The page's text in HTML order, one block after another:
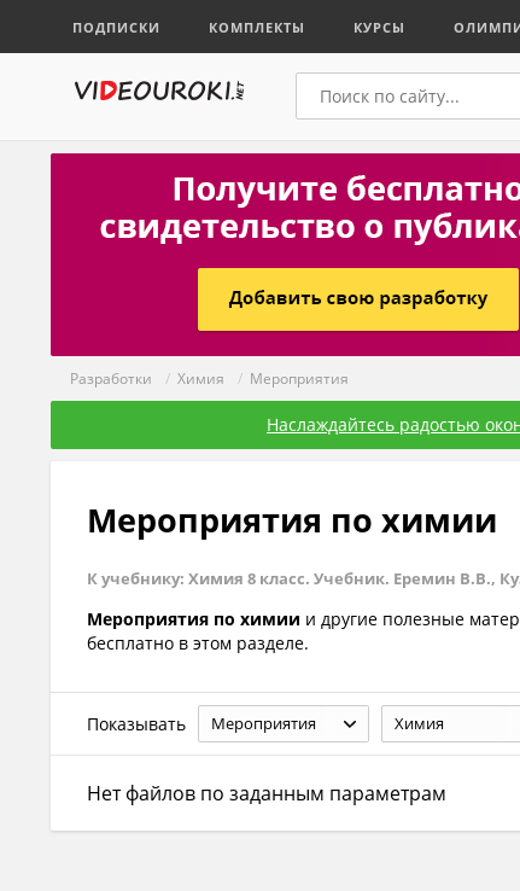
ПОДПИСКИ КОМПЛЕКТЫ КУРСЫ
Разработки / Химия / Мероприятия
Наслаждайтесь радостью
Мероприятия по химии
К учебнику: Химия 8 класс. Учебник. Еремин В.В.,
Мероприятия по химии и другие полезные
бесплатно в этом разделе.
Показывать Мероприятия Химия
Нет файлов по заданным параметрам